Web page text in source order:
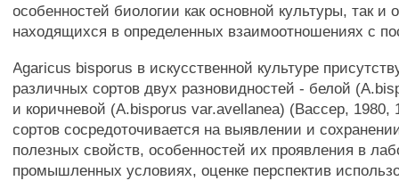
особенностей биологии как основной культуры, так и
находящихся в определенных взаимоотношениях с
Agaricus bisporus в искусственной культуре
различных сортов двух разновидностей - белой
и коричневой (A.bisporus var.avellanea) (Вассер, 1980,
сортов сосредоточивается на выявлении и
полезных свойств, особенностей их проявления в
промышленных условиях, оценке перспектив